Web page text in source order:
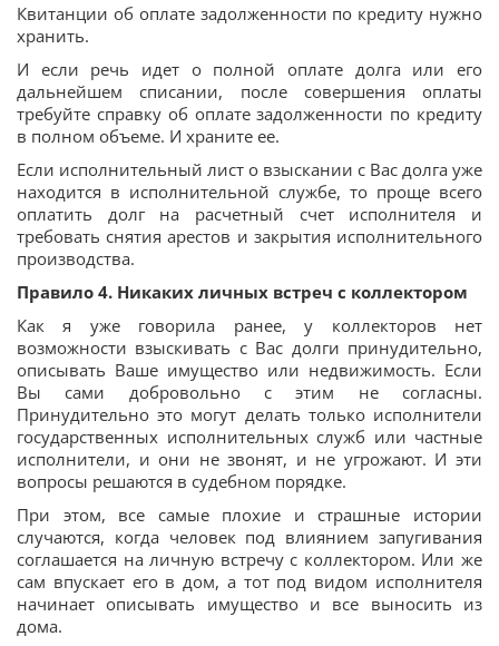
Квитанции об оплате задолженности по кредиту нужно
хранить.
И если речь идет о полной оплате долга или его
дальнейшем списании, после совершения оплаты
требуйте справку об оплате задолженности по кредиту
в полном объеме. И храните ее.
Если исполнительный лист о взыскании с Вас долга уже
находится в исполнительной службе, то проще всего
оплатить долг на расчетный счет исполнителя и
требовать снятия арестов и закрытия исполнительного
производства.
Правило 4. Никаких личных встреч с коллектором
Как я уже говорила ранее, у коллекторов нет
возможности взыскивать с Вас долги принудительно,
описывать Ваше имущество или недвижимость. Если
Вы сами добровольно с этим не согласны.
Принудительно это могут делать только исполнители
государственных исполнительных служб или частные
исполнители, и они не звонят, и не угрожают. И эти
вопросы решаются в судебном порядке.
При этом, все самые плохие и страшные истории
случаются, когда человек под влиянием запугивания
соглашается на личную встречу с коллектором. Или же
сам впускает его в дом, а тот под видом исполнителя
начинает описывать имущество и все выносить из
дома.